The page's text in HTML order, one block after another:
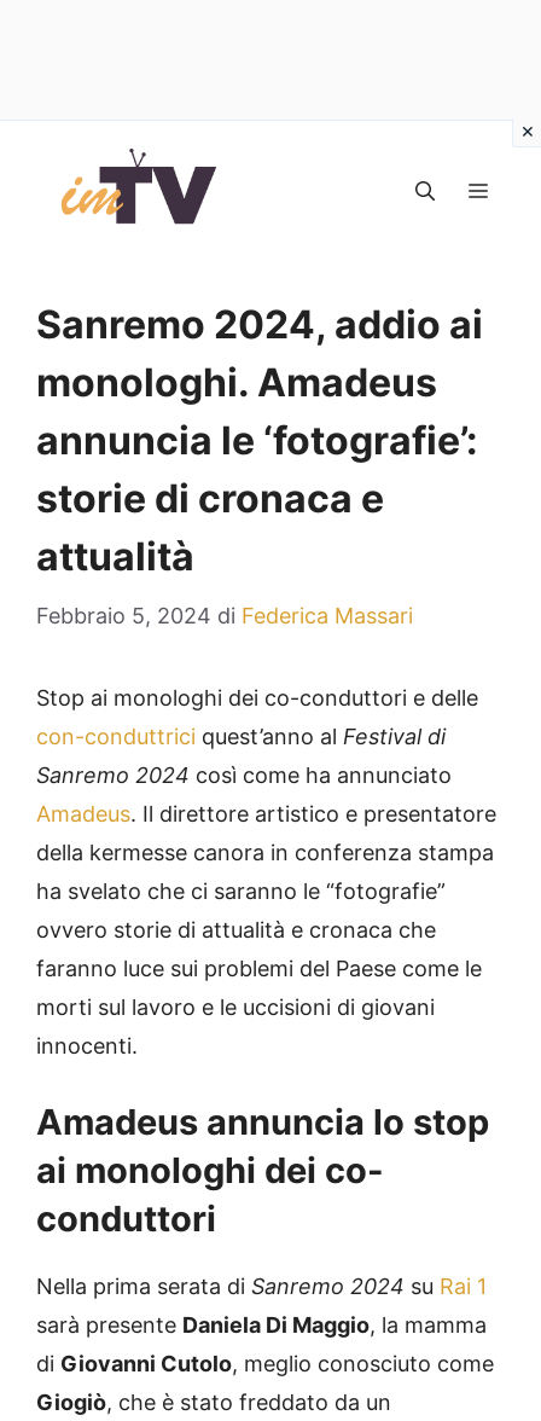
contenuto
Sanremo 2024, addio ai
monologhi. Amadeus
annuncia le ‘fotografie’:
storie di cronaca e
attualità
Febbraio 5, 2024 di Federica Massari
Stop ai monologhi dei co-conduttori e delle
con-conduttrici quest’anno al Festival di
Sanremo 2024 così come ha annunciato
Amadeus. Il direttore artistico e presentatore
della kermesse canora in conferenza stampa
ha svelato che ci saranno le “fotografie”
ovvero storie di attualità e cronaca che
faranno luce sui problemi del Paese come le
morti sul lavoro e le uccisioni di giovani
innocenti.
Amadeus annuncia lo stop
ai monologhi dei co-
conduttori
Nella prima serata di Sanremo 2024 su Rai 1
sarà presente Daniela Di Maggio, la mamma
di Giovanni Cutolo, meglio conosciuto come
Giogiò, che è stato freddato da un